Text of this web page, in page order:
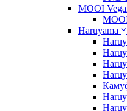
MOOI
Haruyama